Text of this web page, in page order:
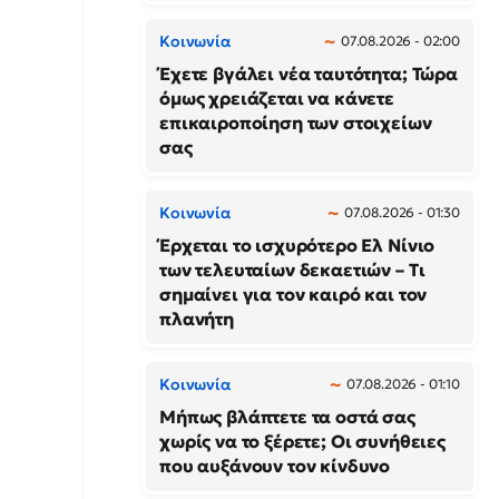
Κοινωνία 07.08.2026 - 02:00
Έχετε βγάλει νέα ταυτότητα; Τώρα
όμως χρειάζεται να κάνετε
επικαιροποίηση των στοιχείων
σας
Κοινωνία 07.08.2026 - 01:30
Έρχεται το ισχυρότερο Ελ Νίνιο
των τελευταίων δεκαετιών – Τι
σημαίνει για τον καιρό και τον
πλανήτη
Κοινωνία 07.08.2026 - 01:10
Μήπως βλάπτετε τα οστά σας
χωρίς να το ξέρετε; Οι συνήθειες
που αυξάνουν τον κίνδυνο